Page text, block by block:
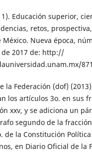
Educación superior,
retos,
Nueva época,
de 2017 de: http://
la Federación (dof)
los artículos 3o. en sus
xxv, y se adiciona un
segundo de la
de la Constitución
en Diario Oficial de la